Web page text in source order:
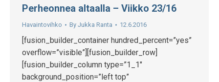
Perheonnea altaalla – Viikko 23/16
Havaintovihko By Jukka Ranta 12.6.2016
[fusion_builder_container hundred_percent=”yes”
overflow=”visible”][fusion_builder_row]
[fusion_builder_column type=”1_1″
background_position=”left top”